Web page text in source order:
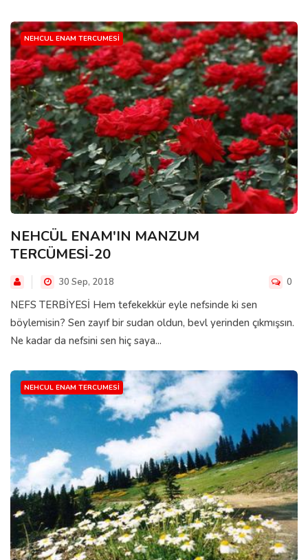
NEHCUL ENAM TERCUMESI
NEHCÜL ENAM'IN MANZUM
TERCÜMESİ-20
30 Sep, 2018 0
NEFS TERBİYESİ Hem tefekekkür eyle nefsinde ki sen
böylemisin? Sen zayıf bir sudan oldun, bevl yerinden çıkmışsın.
Ne kadar da nefsini sen hiç saya...
NEHCUL ENAM TERCUMESI